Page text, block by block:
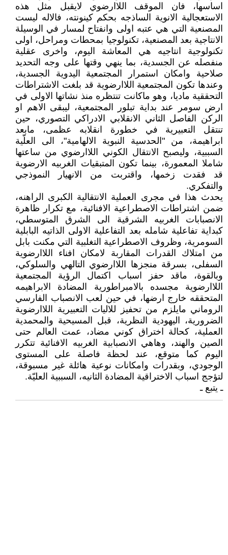
اساسها، فان الموقف اللاارضوي لايقبل مثل هذه
الاستعجالية الانوية الساذجه بحكم كينونته، فالاله ليست
المصنعية التي هي عتبه اولى وانفتاح لمسار في الوسيلة
الانتاجية بعد المصنعية، تكنولوجيا بمحطات ومراحل، اولى
تكنولوجية انتاجيه هي المعاشة اليوم، واخرى عقلية
منفصله عن الجسدية، بما ينهي وقتها على وجه التحديد
صلاحية وامكان استمرار المجتمعية اليدوية الجسدية،
وعندها تكون المجتمعية اللاارضوية قد بلغت الاشتراطات
التحققية ماديا، وهو ماكانت تنتظره منذ نشاتها الاولى في
ارض سومر عند بداية تبلور المجتمعية، ليبقى الاهم او
الركن الفاصل الثاني الانقلابي الادراكي التصوري، حين
تنتقل التعبيرية في خطورة انقلابه عظمى، مابعد
ابراهيمة، من "الحدسية النبوية الالهامية"، الى العلّية
السببية، وليصبح الانتقال الكوني اللاارضوي من ساعتها
شاملا المعمورة، بينما تكون المتبقيات الغربيه الارضوية
قد فقدت زخمها، واقتربت من الانهيار النموذجي
والتفكري.
يحدث هذا في مجرى العملية الانتقالية الكبرى الراهنه،
ضمن اشتراطات الاصطراعية الافنائية، مع تكرار ظاهرة
الانصبابات الغربيه الشرقية الى الشرق المتوسطي،
كبداية تفاعلية شامله بعد التفاعلية الاولى الذاتيه البابلية
السومرية، وظروف الاصطراعية التغلبية التي مكنت بابل
من امتلاك القدرات المقاربة لامكان افناء اللاارضوية
السفلى، بسرقة منجزها اللاارضوي التالهي والسلوكي،
وبالقوة، ماقد حفز اسباب اكتمال الرؤية المجتمعية
اللاارضوية مجسده بالامبراطورية المضادة الابراهيمه
المتحققه خارج ارضها، في حين لعب الانصباب الفارسي
الروماني مايلزم من تحفيز للاليات التعبيرية اللاارضوية
الضرورية، اليهودية النظرية، قبل المسيحية والمحمدية
العملية، كحالة اختراق كوني مضاد، عمت العالم حتى
الصين والهند، وهاهي الانصبابية الغربيه الافنائية تتكرر
اليوم كما متوقع، عند لحظة فاصلة على المستوى
الوجودي، وبقدرات وامكانات نوعية هائلة غير مسبوقة،
لتؤجج اسباب الاختراقية المضادة الثانيه، السببية العليّة.
ـ يتبع ـ